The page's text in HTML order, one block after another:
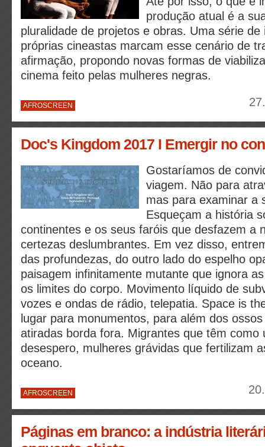
produção atual é a
pluralidade de projetos e obras. Uma série de
próprias cineastas marcam esse cenário de
afirmação, propondo novas formas de
cinema feito pelas mulheres negras.
AFROSCREEN
Doc's Kingdom 2017 I Emergir no
Gostaríamos de
viagem. Não para
mas para examinar a
Esqueçam a história
continentes e os seus faróis que desfazem a
certezas deslumbrantes. Em vez disso,
das profundezas, do outro lado do espelho
paisagem infinitamente mutante que ignora
os limites do corpo. Movimento líquido de
vozes e ondas de rádio, telepatia. Space is
lugar para monumentos, para além dos
atiradas borda fora. Migrantes que têm como
desespero, mulheres grávidas que fertilizam
oceano.
AFROSCREEN
Páginas em branco: a indústria